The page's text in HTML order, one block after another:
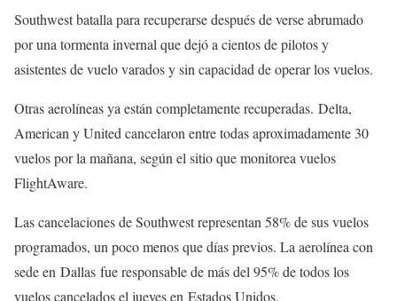
Southwest batalla para recuperarse después de verse abrumado
por una tormenta invernal que dejó a cientos de pilotos y
asistentes de vuelo varados y sin capacidad de operar los vuelos.
Otras aerolíneas ya están completamente recuperadas. Delta,
American y United cancelaron entre todas aproximadamente 30
vuelos por la mañana, según el sitio que monitorea vuelos
FlightAware.
Las cancelaciones de Southwest representan 58% de sus vuelos
programados, un poco menos que días previos. La aerolínea con
sede en Dallas fue responsable de más del 95% de todos los
vuelos cancelados el jueves en Estados Unidos.